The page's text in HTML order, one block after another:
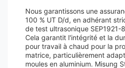
Nous garantissons une
100 % UT D/d, en adhérant
de test ultrasonique SEP1921-
Cela garantit l'intégrité et la
pour travail à chaud pour la
matrice, particulièrement
moules en aluminium. Misung